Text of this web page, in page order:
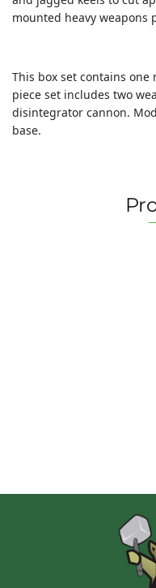
mounted heavy weapons
This box set contains one
piece set includes two
disintegrator cannon.
base.